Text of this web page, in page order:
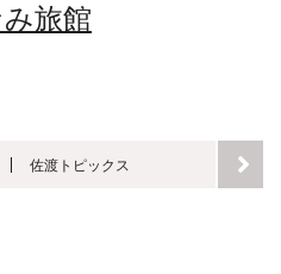
旅館
佐渡トピックス